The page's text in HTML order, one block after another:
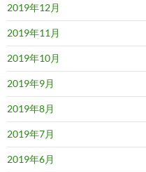
2019年12月
2019年11月
2019年10月
2019年9月
2019年8月
2019年7月
2019年6月